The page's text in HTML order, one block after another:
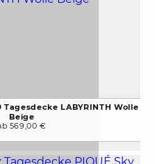
Tagesdecke LABYRINTH Wolle
Beige
569,00 €